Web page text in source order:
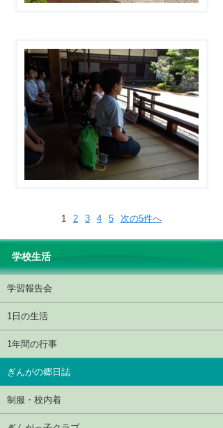
1 2 3 4 5 次の5件へ
学校生活
学習報告会
1日の生活
1年間の行事
ぎんがの郷日誌
制服・校内着